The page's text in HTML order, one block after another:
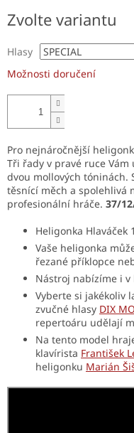
cena:
Zvolte variantu
Hlasy
Možnosti doručení
Pro nejnáročnější
Tři řady v pravé ruce
dvou mollových tóninách.
těsnící měch a spolehlivá
profesionální hráče. 37/
Heligonka Hlaváček
Vaše heligonka
řezané příklopce
Nástroj nabízíme i
Vyberte si jakékoliv
zvučné hlasy DIX
repertoáru udělají
Na tento model
klavírista František
heligonku Marián